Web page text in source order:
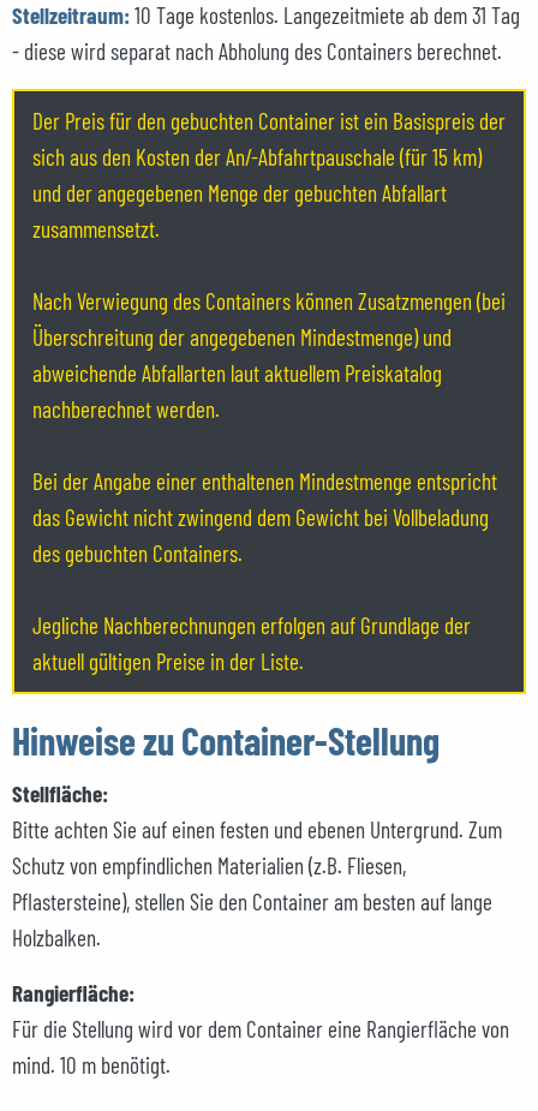
Stellzeitraum:10 Tage kostenlos. Langezeitmiete ab dem 31 Tag
- diese wird separat nach Abholung des Containers berechnet.
Der Preis für den gebuchten Container ist ein Basispreis der
sich aus den Kosten der An/-Abfahrtpauschale (für 15 km)
und der angegebenen Menge der gebuchten Abfallart
zusammensetzt.
Nach Verwiegung des Containers können Zusatzmengen (bei
Überschreitung der angegebenen Mindestmenge) und
abweichende Abfallarten laut aktuellem Preiskatalog
nachberechnet werden.
Bei der Angabe einer enthaltenen Mindestmenge entspricht
das Gewicht nicht zwingend dem Gewicht bei Vollbeladung
des gebuchten Containers.
Jegliche Nachberechnungen erfolgen auf Grundlage der
aktuell gültigen Preise in der Liste.
Hinweise zu Container-Stellung
Stellfläche:
Bitte achten Sie auf einen festen und ebenen Untergrund. Zum
Schutz von empfindlichen Materialien (z.B. Fliesen,
Pflastersteine), stellen Sie den Container am besten auf lange
Holzbalken.
Rangierfläche:
Für die Stellung wird vor dem Container eine Rangierfläche von
mind. 10 m benötigt.